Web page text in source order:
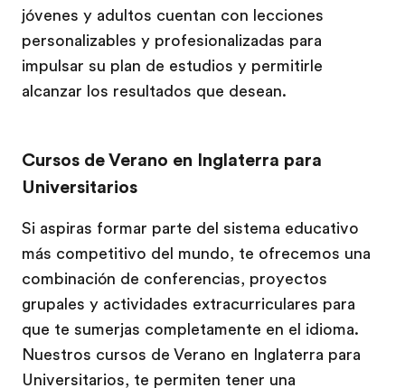
jóvenes y adultos cuentan con lecciones
personalizables y profesionalizadas para
impulsar su plan de estudios y permitirle
alcanzar los resultados que desean.
Cursos de Verano en Inglaterra para
Universitarios
Si aspiras formar parte del sistema educativo
más competitivo del mundo, te ofrecemos una
combinación de conferencias, proyectos
grupales y actividades extracurriculares para
que te sumerjas completamente en el idioma.
Nuestros cursos de Verano en Inglaterra para
Universitarios, te permiten tener una